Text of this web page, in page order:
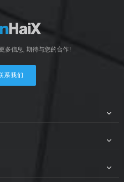
多信息, 期待与您的合作!
系我们